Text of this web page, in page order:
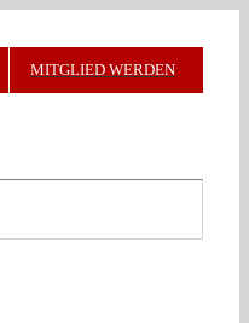
MITGLIED WERDEN